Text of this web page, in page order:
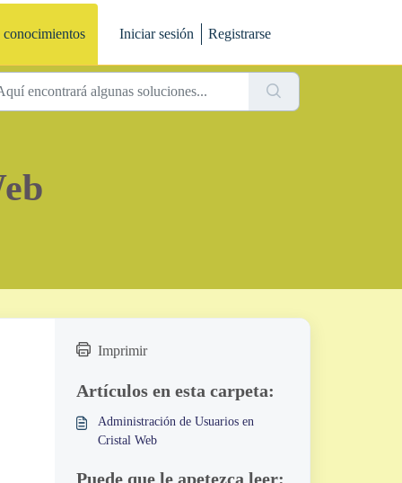
conocimientos Iniciar sesión Registrarse
Imprimir
Artículos en esta carpeta:
Administración de Usuarios en
Cristal Web
Puede que le apetezca leer: